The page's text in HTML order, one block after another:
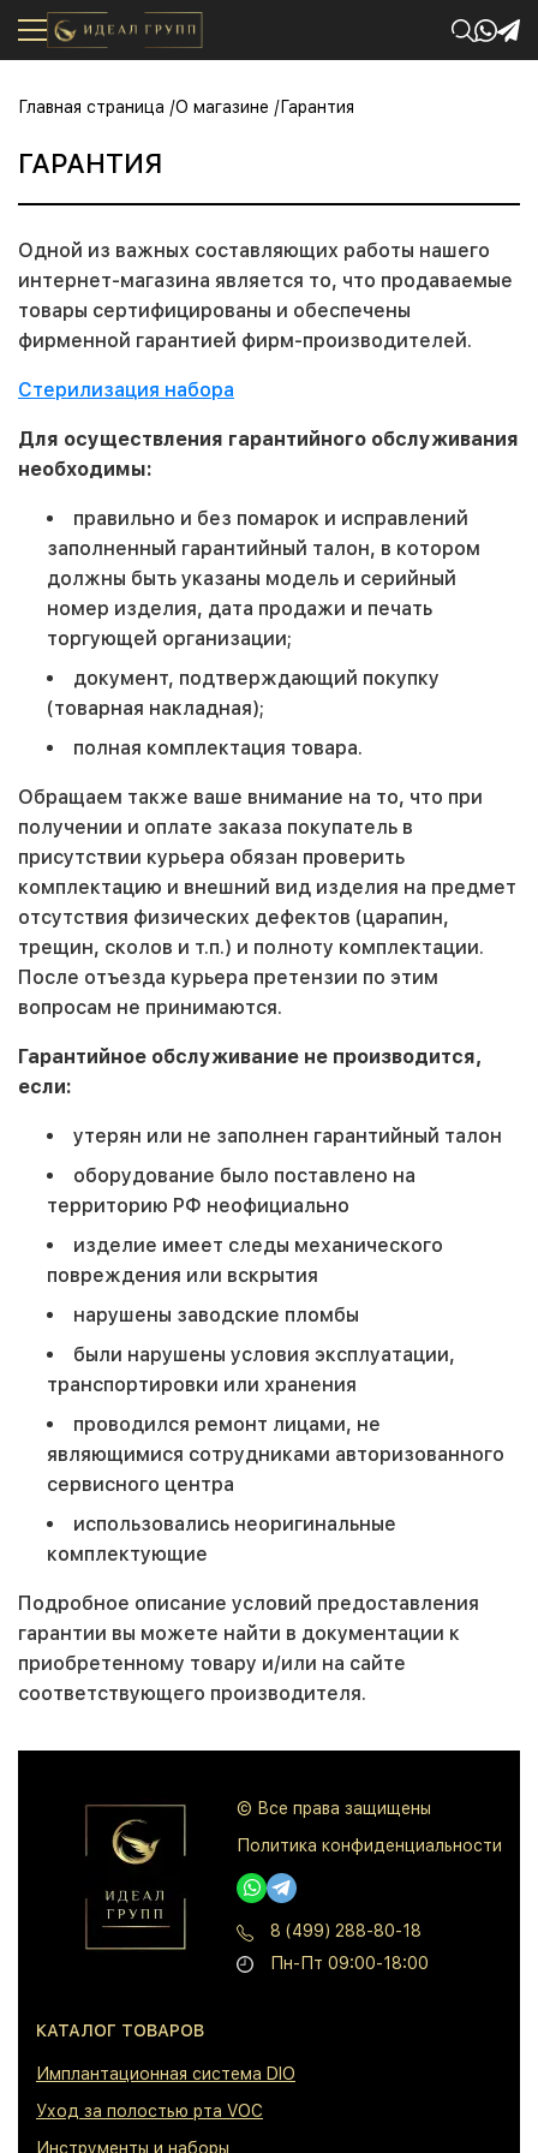
Главная страница О магазине Гарантия
ГАРАНТИЯ
Одной из важных составляющих работы нашего
интернет-магазина является то, что продаваемые
товары сертифицированы и обеспечены
фирменной гарантией фирм-производителей.
Стерилизация набора
Для осуществления гарантийного обслуживания
необходимы:
правильно и без помарок и исправлений
заполненный гарантийный талон, в котором
должны быть указаны модель и серийный
номер изделия, дата продажи и печать
торгующей организации;
документ, подтверждающий покупку
(товарная накладная);
полная комплектация товара.
Обращаем также ваше внимание на то, что при
получении и оплате заказа покупатель в
присутствии курьера обязан проверить
комплектацию и внешний вид изделия на предмет
отсутствия физических дефектов (царапин,
трещин, сколов и т.п.) и полноту комплектации.
После отъезда курьера претензии по этим
вопросам не принимаются.
Гарантийное обслуживание не производится,
если:
утерян или не заполнен гарантийный талон
оборудование было поставлено на
территорию РФ неофициально
изделие имеет следы механического
повреждения или вскрытия
нарушены заводские пломбы
были нарушены условия эксплуатации,
транспортировки или хранения
проводился ремонт лицами, не
являющимися сотрудниками авторизованного
сервисного центра
использовались неоригинальные
комплектующие
Подробное описание условий предоставления
гарантии вы можете найти в документации к
приобретенному товару и/или на сайте
соответствующего производителя.
© Все права защищены
Политика конфиденциальности
8 (499) 288-80-18
Пн-Пт 09:00-18:00
КАТАЛОГ ТОВАРОВ
⁠Имплантационная система DIO
⁠Уход за полостью рта VOC
⁠Инструменты и наборы